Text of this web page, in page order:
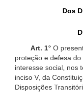
Dos
Art. 1° O
proteção e defesa
interesse social, nos
inciso V, da
Disposições